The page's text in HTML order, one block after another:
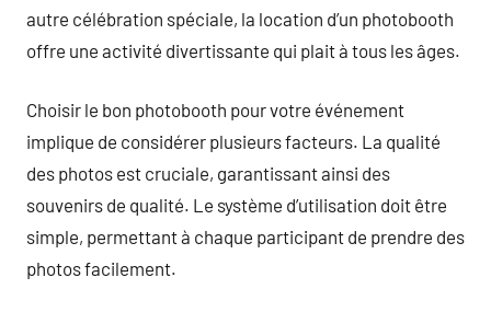
autre célébration spéciale, la location d’un photobooth
offre une activité divertissante qui plait à tous les âges.
Choisir le bon photobooth pour votre événement
implique de considérer plusieurs facteurs. La qualité
des photos est cruciale, garantissant ainsi des
souvenirs de qualité. Le système d’utilisation doit être
simple, permettant à chaque participant de prendre des
photos facilement.